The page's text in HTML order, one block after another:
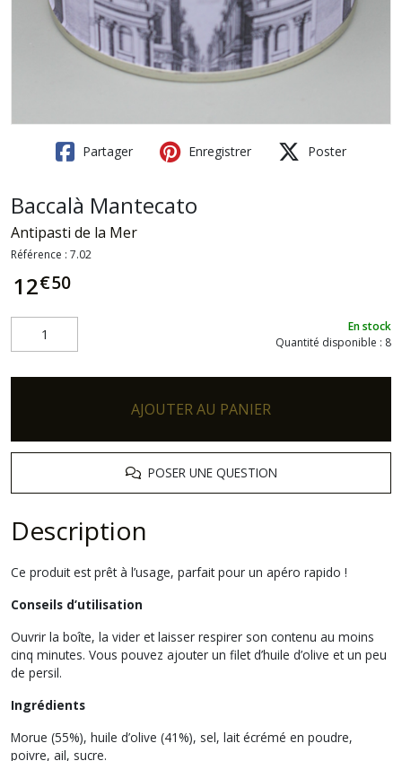
Partager Enregistrer Poster
Baccalà Mantecato
Antipasti de la Mer
Référence : 7.02
12€50
En stock
Quantité disponible : 8
AJOUTER AU PANIER
POSER UNE QUESTION
Description
Ce produit est prêt à l’usage, parfait pour un apéro rapido !
Conseils d’utilisation
Ouvrir la boîte, la vider et laisser respirer son contenu au moins
cinq minutes. Vous pouvez ajouter un filet d’huile d’olive et un peu
de persil.
Ingrédients
Morue (55%), huile d’olive (41%), sel, lait écrémé en poudre,
poivre, ail, sucre.